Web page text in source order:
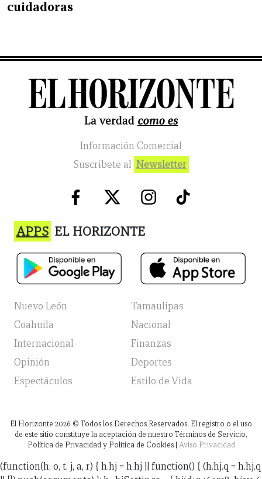
cuidadoras
Información Comercial
Suscribete al Newsletter
APPS EL HORIZONTE
Nuevo León
Tamaulipas
Coahuila
Nacional
Internacional
Finanzas
Opinión
Deportes
Espectáculos
Estilo de Vida
El Horizonte 2026 © Todos los Derechos Reservados. El registro o el uso
de este sitio constituye la aceptación de nuestro Términos de Servicio,
Política de Privacidad y Política de Cookies | Aviso Privacidad
(function(h, o, t, j, a, r) { h.hj = h.hj || function() { (h.hj.q = h.hj.q